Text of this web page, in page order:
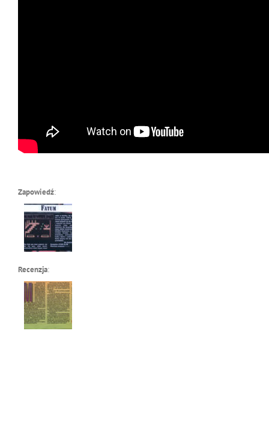
Zapowiedź:
Recenzja: